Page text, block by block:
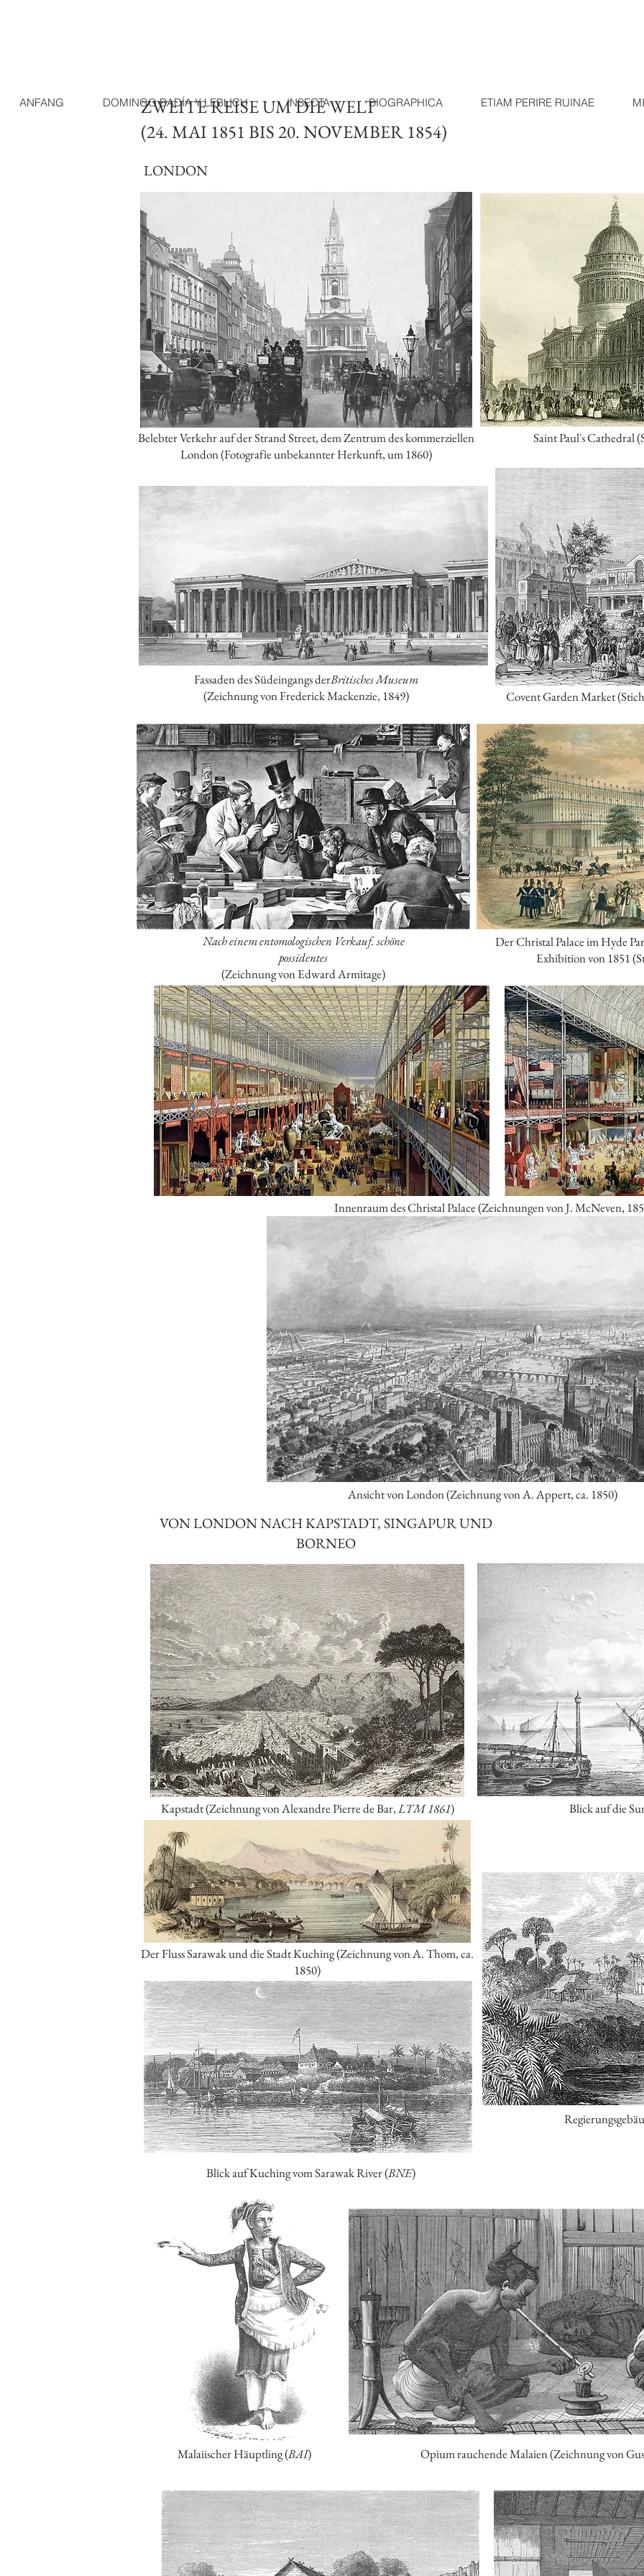
ANFANG DOMINGO BADÍA Y LEBLICH INSECTA BIOGRAPHICA ETIAM PERIRE RUINAE
ZWEITE REISE UM DIE WELT
(24. MAI 1851 BIS 20. NOVEMBER 1854)
LONDON
Belebter Verkehr auf der Strand Street, dem Zentrum des kommerziellen
London (Fotografie unbekannter Herkunft, um 1860)
Saint Paul's Cathedral
Fassaden des Südeingangs derBritisches Museum
(Zeichnung von Frederick Mackenzie, 1849)
Covent Garden Market
Nach einem entomologischen Verkauf. schöne
possidentes
(Zeichnung von Edward Armitage)
Der Christal Palace im Hyde
Exhibition von 1851
Innenraum des Christal Palace (Zeichnungen von J. McNeven,
Ansicht von London (Zeichnung von A. Appert, ca. 1850)
VON LONDON NACH KAPSTADT, SINGAPUR UND
BORNEO
Kapstadt (Zeichnung von Alexandre Pierre de Bar,LTM 1861)
Der Fluss Sarawak und die Stadt Kuching (Zeichnung von A. Thom, ca.
1850)
Blick auf die
Blick auf Kuching vom Sarawak River (BNE)
Malaiischer Häuptling (BAI) Opium rauchende Malaien (Zeichnung von